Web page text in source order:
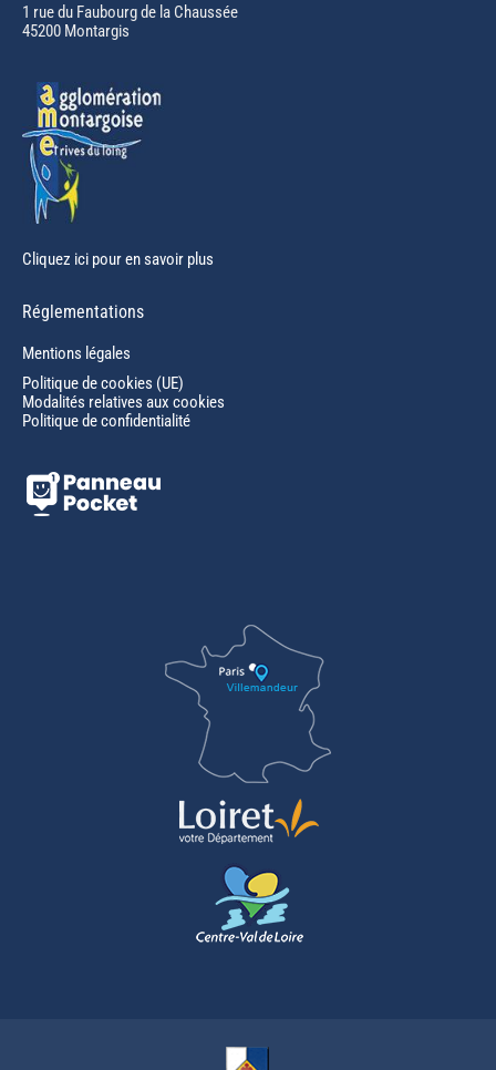
in
new
1 rue du Faubourg de la Chaussée
45200 Montargis
Cliquez ici pour en savoir plus
Réglementations
Mentions légales
Politique de cookies (UE)
Modalités relatives aux cookies
Politique de confidentialité